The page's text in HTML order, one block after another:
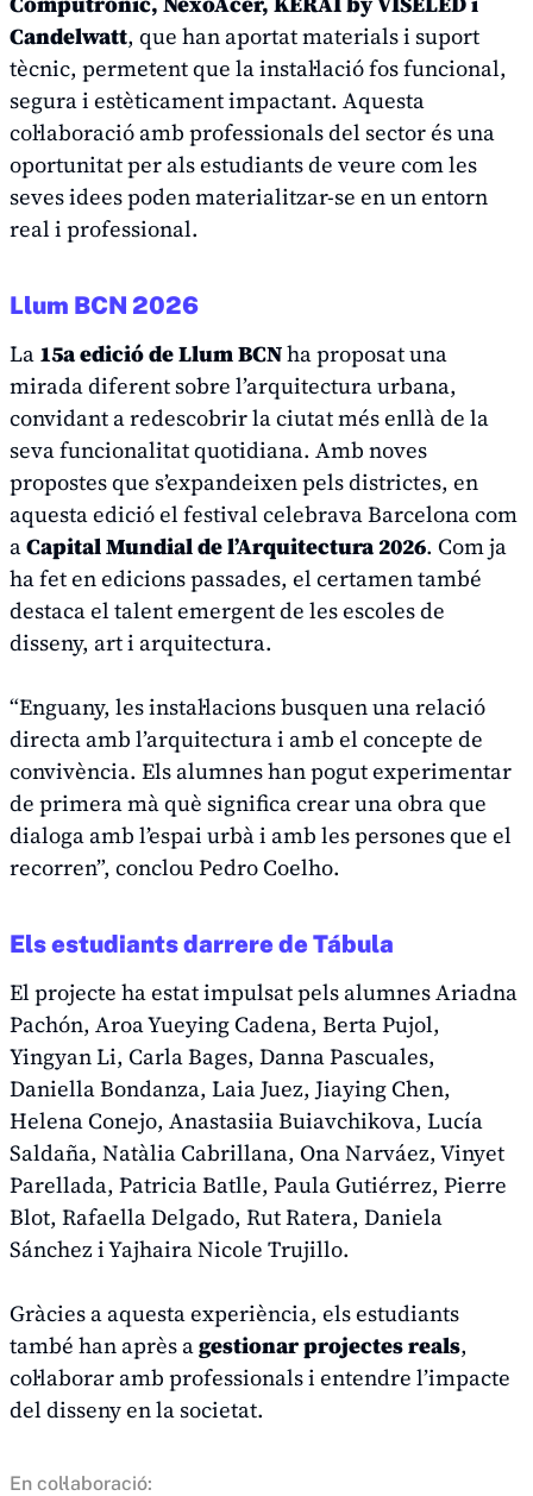
Candelwatt, que han aportat materials i suport
tècnic, permetent que la instal·lació fos funcional,
segura i estèticament impactant. Aquesta
col·laboració amb professionals del sector és una
oportunitat per als estudiants de veure com les
seves idees poden materialitzar-se en un entorn
real i professional.
Llum BCN 2026
La 15a edició de Llum BCNha proposat una
mirada diferent sobre l’arquitectura urbana,
convidant a redescobrir la ciutat més enllà de la
seva funcionalitat quotidiana. Amb noves
propostes que s’expandeixen pels districtes, en
aquesta edició el festival celebrava Barcelona com
aCapital Mundial de l’Arquitectura 2026. Com ja
ha fet en edicions passades, el certamen també
destaca el talent emergent de les escoles de
disseny, art i arquitectura.
“Enguany, les instal·lacions busquen una relació
directa amb l’arquitectura i amb el concepte de
convivència. Els alumnes han pogut experimentar
de primera mà què significa crear una obra que
dialoga amb l’espai urbà i amb les persones que el
recorren”, conclou Pedro Coelho.
Els estudiants darrere de Tábula
El projecte ha estat impulsat pels alumnes Ariadna
Pachón, Aroa Yueying Cadena, Berta Pujol,
Yingyan Li, Carla Bages, Danna Pascuales,
Daniella Bondanza, Laia Juez, Jiaying Chen,
Helena Conejo, Anastasiia Buiavchikova, Lucía
Saldaña, Natàlia Cabrillana, Ona Narváez, Vinyet
Parellada, Patricia Batlle, Paula Gutiérrez, Pierre
Blot, Rafaella Delgado, Rut Ratera, Daniela
Sánchez i Yajhaira Nicole Trujillo.
Gràcies a aquesta experiència, els estudiants
també han après agestionar projectes reals,
col·laborar amb professionals i entendre l’impacte
del disseny en la societat.
En col·laboració: